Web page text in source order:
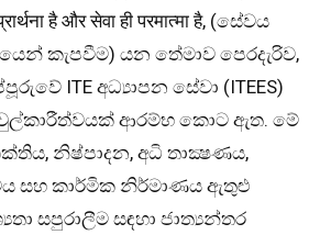
है और सेवा ही परमात्मा है, (සේවය
කැපවීම) යන තේමාව පෙරදැරිව,
ITE අධ්‍යාපන සේවා (ITEES)
ආරම්භ කොට ඇත. මේ
නිෂ්පාදන, අධි තාක්‍ෂණය,
සහ කාර්මික නිර්මාණය ඇතුළු
සපුරාලීම සඳහා ජාත්‍යන්තර